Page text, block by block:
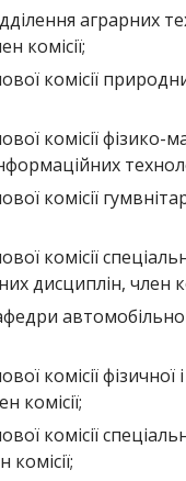
аграрних
комісії;
комісії
комісії фізико-
комісії
комісії
дисциплін, член
комісії фізичної
комісії;
комісії